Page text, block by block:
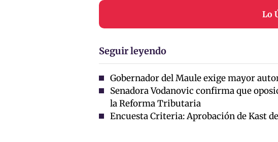
Lo
Seguir leyendo
Gobernador del Maule exige mayor
Senadora Vodanovic confirma que
la Reforma Tributaria
Encuesta Criteria: Aprobación de Kast